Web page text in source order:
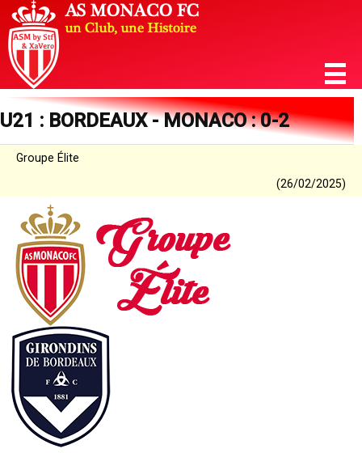
U21 : BORDEAUX - MONACO : 0-2
Groupe Élite
(26/02/2025)